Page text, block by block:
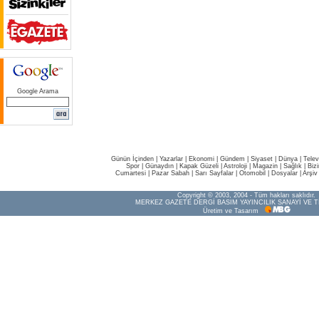
Google Arama
Günün İçinden Yazarlar Ekonomi Gündem Siyaset Dünya |
Spor
Günaydın Kapak Güzeli Astroloji Magazin Sağlık
Cumartesi
Pazar Sabah Sarı Sayfalar Otomobil Dosyalar Arşiv
Copyright © 2003, 2004 - Tüm hakları saklıdır.
MERKEZ GAZETE DERGİ BASIM YAYINCILIK SANAYİ VE
Üretim ve Tasarım